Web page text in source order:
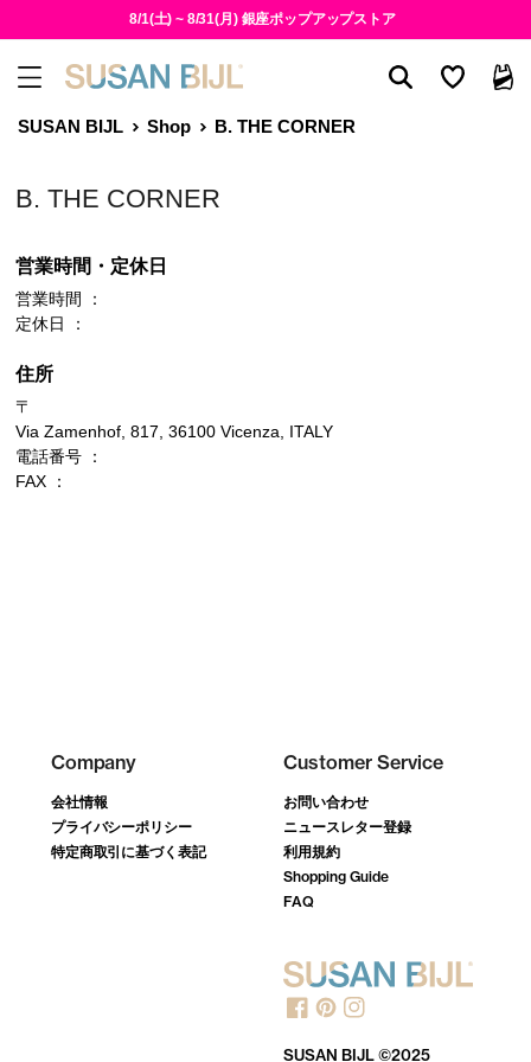
8/1(土) ~ 8/31(月) 銀座ポップアップストア
SUSAN BIJL Shop B. THE CORNER
B. THE CORNER
営業時間・定休日
営業時間 ：
定休日 ：
住所
〒
Via Zamenhof, 817, 36100 Vicenza, ITALY
電話番号 ：
FAX ：
Company
会社情報
プライバシーポリシー
特定商取引に基づく表記
Customer Service
お問い合わせ
ニュースレター登録
利用規約
Shopping Guide
FAQ
SUSAN BIJL ©2025